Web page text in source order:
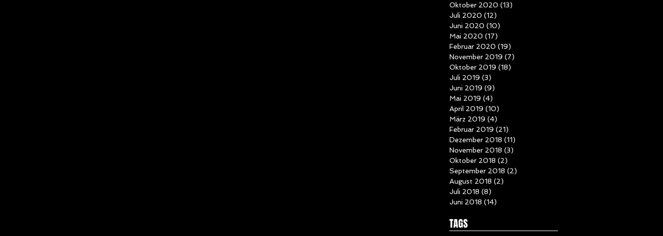
Oktober 2020 (13)
Juli 2020 (12)
Juni 2020 (10)
Mai 2020 (17)
Februar 2020 (19)
November 2019 (7)
Oktober 2019 (18)
Juli 2019 (3)
Juni 2019 (9)
Mai 2019 (4)
April 2019 (10)
März 2019 (4)
Februar 2019 (21)
Dezember 2018 (11)
November 2018 (3)
Oktober 2018 (2)
September 2018 (2)
August 2018 (2)
Juli 2018 (8)
Juni 2018 (14)
TAGS